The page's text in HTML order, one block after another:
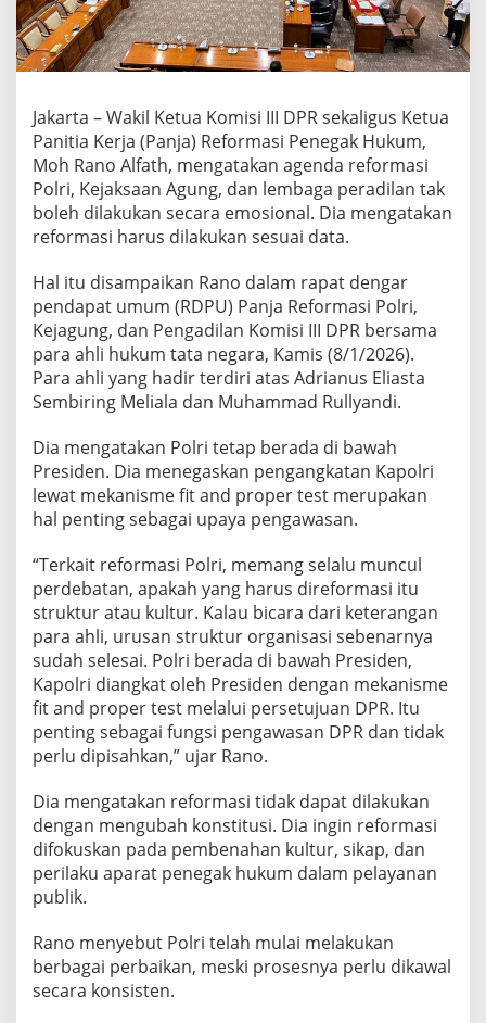
i
A
p
a
a
t
P
e
n
e
g
a
H
u
k
u
m
T
a
B
l
e
h
a
k
u
k
a
n
S
e
c
r
a
E
m
o
n
a
Jakarta – Wakil Ketua Komisi III DPR sekaligus Ketua
Panitia Kerja (Panja) Reformasi Penegak Hukum,
Moh Rano Alfath, mengatakan agenda reformasi
Polri, Kejaksaan Agung, dan lembaga peradilan tak
boleh dilakukan secara emosional. Dia mengatakan
reformasi harus dilakukan sesuai data.
Hal itu disampaikan Rano dalam rapat dengar
pendapat umum (RDPU) Panja Reformasi Polri,
Kejagung, dan Pengadilan Komisi III DPR bersama
para ahli hukum tata negara, Kamis (8/1/2026).
Para ahli yang hadir terdiri atas Adrianus Eliasta
Sembiring Meliala dan Muhammad Rullyandi.
Dia mengatakan Polri tetap berada di bawah
Presiden. Dia menegaskan pengangkatan Kapolri
lewat mekanisme fit and proper test merupakan
hal penting sebagai upaya pengawasan.
“Terkait reformasi Polri, memang selalu muncul
perdebatan, apakah yang harus direformasi itu
struktur atau kultur. Kalau bicara dari keterangan
para ahli, urusan struktur organisasi sebenarnya
sudah selesai. Polri berada di bawah Presiden,
Kapolri diangkat oleh Presiden dengan mekanisme
fit and proper test melalui persetujuan DPR. Itu
penting sebagai fungsi pengawasan DPR dan tidak
perlu dipisahkan,” ujar Rano.
Dia mengatakan reformasi tidak dapat dilakukan
dengan mengubah konstitusi. Dia ingin reformasi
difokuskan pada pembenahan kultur, sikap, dan
perilaku aparat penegak hukum dalam pelayanan
publik.
Rano menyebut Polri telah mulai melakukan
berbagai perbaikan, meski prosesnya perlu dikawal
secara konsisten.